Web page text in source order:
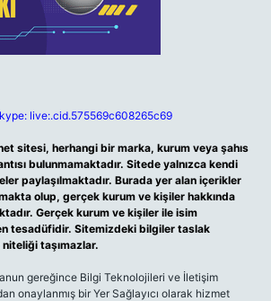
live:.cid.575569c608265c69
sitesi, herhangi bir marka, kurum veya şahıs
bulunmamaktadır. Sitede yalnızca kendi
paylaşılmaktadır. Burada yer alan içerikler
olup, gerçek kurum ve kişiler hakkında
Gerçek kurum ve kişiler ile isim
tesadüfidir. Sitemizdeki bilgiler taslak
taşımazlar.
gereğince Bilgi Teknolojileri ve İletişim
onaylanmış bir Yer Sağlayıcı olarak hizmet